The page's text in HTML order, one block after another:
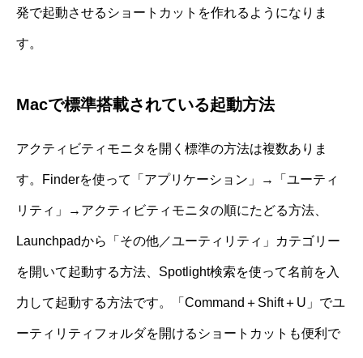
発で起動させるショートカットを作れるようになりま
す。
Macで標準搭載されている起動方法
アクティビティモニタを開く標準の方法は複数ありま
す。Finderを使って「アプリケーション」→「ユーティ
リティ」→アクティビティモニタの順にたどる方法、
Launchpadから「その他／ユーティリティ」カテゴリー
を開いて起動する方法、Spotlight検索を使って名前を入
力して起動する方法です。「Command＋Shift＋U」でユ
ーティリティフォルダを開けるショートカットも便利で